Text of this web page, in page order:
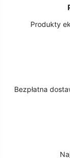
Produkty
Bezpłatna